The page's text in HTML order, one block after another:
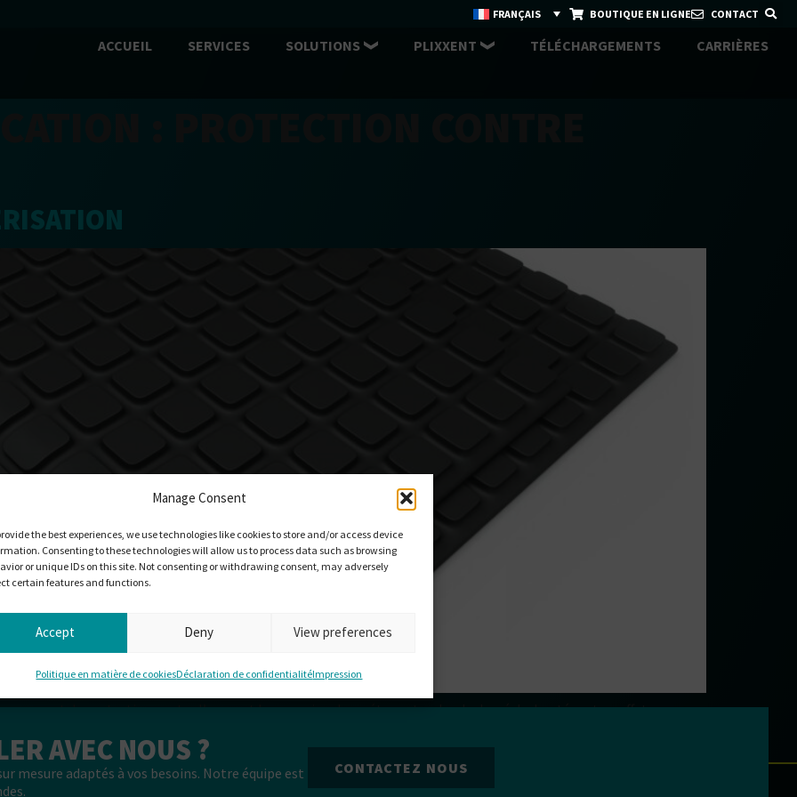
Manage Consent
the best experiences, we use technologies like cookies to store and/or access device
Consenting to these technologies will allow us to process data such as browsing
or unique IDs on this site. Not consenting or withdrawing consent, may adversely
certain features and functions.
Accept Deny View preferences
Politique en matière de cookiesDéclaration de confidentialitéImpression
FRANÇAIS BOUTIQUE EN LIGNE CONTACT
ACCUEIL SERVICES SOLUTIONS PLIXXENT TÉLÉCHARGEMENTS CARRIÈRES
servent de protection contre l’usure et la corrosion des métaux et, selon le degré de dureté, ont un effet
AVEC NOUS ?
mesure adaptés à vos besoins. Notre équipe est
CONTACTEZ NOUS